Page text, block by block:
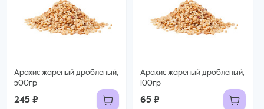
Арахис жареный дробленый,
500гр
245 ₽
Арахис жареный дробленый,
100гр
65 ₽